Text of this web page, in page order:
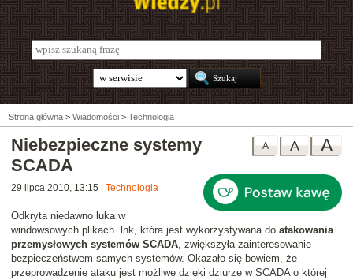
Strona główna > Wiadomości > Technologia
A
A
A
Niebezpieczne systemy
SCADA
29 lipca 2010, 13:15 Technologia
Odkryta niedawno luka w
windowsowych plikach .lnk, która jest wykorzystywana do atakowania
przemysłowych systemów SCADA, zwiększyła zainteresowanie
bezpieczeństwem samych systemów. Okazało się bowiem, że
przeprowadzenie ataku jest możliwe dzięki dziurze w SCADA o której